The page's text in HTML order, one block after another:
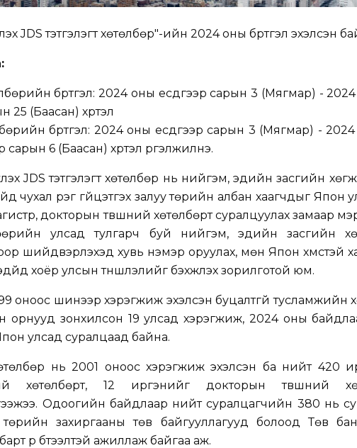
JDS тэтгэлэгт хөтөлбөр"-ийн 2024 оны бүртгэл эхэлсэн
бүртгэл: 2024 оны есдүгээр сарын 3 (Мягмар) -
25 (Баасан) хүртэл
бүртгэл: 2024 оны есдүгээр сарын 3 (Мягмар) -
6 (Баасан) хүртэл үргэлжилнэ.
JDS тэтгэлэгт хөтөлбөр нь нийгэм, эдийн засгийн
чухал үүрэг гүйцэтгэх залуу төрийн албан хаагчдыг Япон
докторын түвшний хөтөлбөрт суралцуулах замаар
улсад тулгарч буй нийгэм, эдийн засгийн
шийдвэрлэхэд хувь нэмэр оруулах, мөн Япон хүмүүстэй
хоёр улсын түншлэлийг бэхжүүлэх зорилготой юм.
оноос шинээр хэрэгжиж эхэлсэн буцалтгүй тусламжийн
орнууд зонхилсон 19 улсад хэрэгжиж, 2024 оны
улсад суралцаад байна.
нь 2001 оноос хэрэгжиж эхэлсэн ба нийт 420
хөтөлбөрт, 12 иргэнийг докторын түвшний
Одоогийн байдлаар нийт суралцагчийн 380 нь
захиргааны төв байгууллагууд болоод Төв
үр бүтээлтэй ажиллаж байгаа аж.